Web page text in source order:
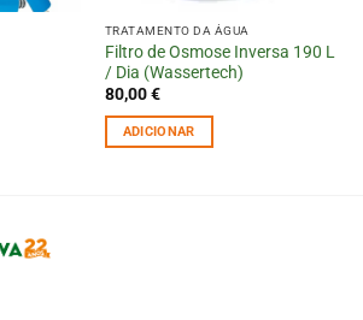
TRATAMENTO DA ÁGUA
Filtro de Osmose Inversa 190 L
/ Dia (Wassertech)
80,00€
ADICIONAR